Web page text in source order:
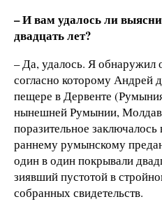
– И вам удалось ли
двадцать лет?
– Да, удалось. Я обнаружил
согласно которому Андрей
пещере в Дервенте
нынешней Румынии,
поразительное
раннему румынскому
один в один покрывали
зиявший пустотой в
собранных свидетельств.